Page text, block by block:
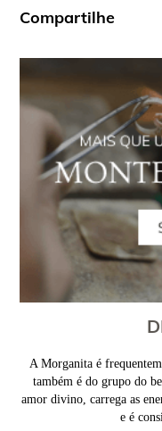
Compartilhe
A Morganita é
também é do grupo do
amor divino, carrega as
e é